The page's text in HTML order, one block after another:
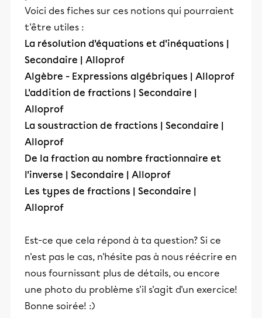
Voici des fiches sur ces notions qui pourraient
t'être utiles :
La résolution d'équations et d'inéquations |
Secondaire | Alloprof
Algèbre - Expressions algébriques | Alloprof
L'addition de fractions | Secondaire |
Alloprof
La soustraction de fractions | Secondaire |
Alloprof
De la fraction au nombre fractionnaire et
l'inverse | Secondaire | Alloprof
Les types de fractions | Secondaire |
Alloprof
Est-ce que cela répond à ta question? Si ce
n'est pas le cas, n'hésite pas à nous réécrire en
nous fournissant plus de détails, ou encore
une photo du problème s'il s'agit d'un exercice!
Bonne soirée! :)